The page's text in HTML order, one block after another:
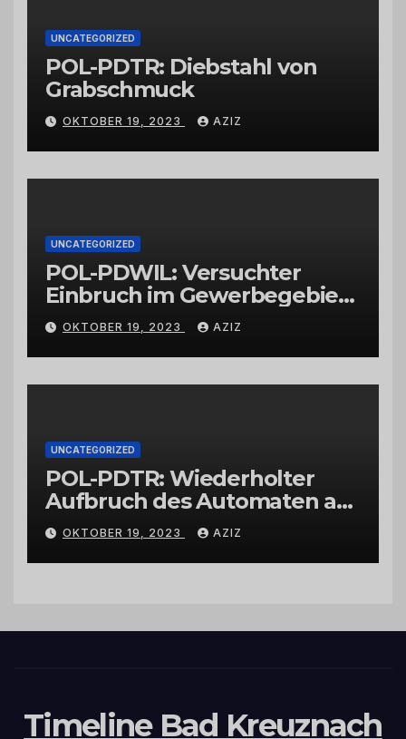
UNCATEGORIZED
POL-PDTR: Diebstahl von
Grabschmuck
OKTOBER 19, 2023 AZIZ
UNCATEGORIZED
POL-PDWIL: Versuchter
Einbruch im Gewerbegebiet
Wittlich
OKTOBER 19, 2023 AZIZ
UNCATEGORIZED
POL-PDTR: Wiederholter
Aufbruch des Automaten am
Wohnmobilstellplatz in
Hermeskeil am Labachweg
OKTOBER 19, 2023 AZIZ
Timeline Bad Kreuznach